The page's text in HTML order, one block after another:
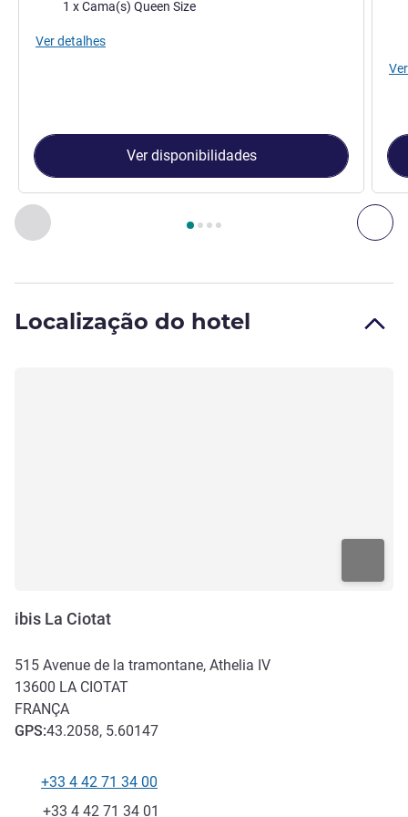
Anterior - Quarto
Página , Quarto 1 : Quarto Duplo Classic , Quarto 2 :
1 x Cama(s) Queen Size
Ver detalhes
Ver disponibilidades
Localização do hotel
ibis La Ciotat
515 Avenue de la tramontane, Athelia IV
13600 LA CIOTAT
FRANÇA
GPS:43.2058, 5.60147
Telefone
+33 4 42 71 34 00
Fax
+33 4 42 71 34 01